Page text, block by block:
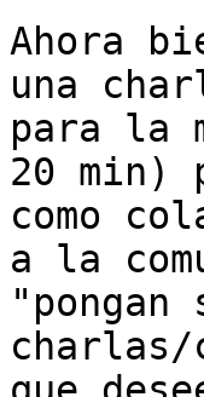
Ahora
una
para la
20 min)
como
a la